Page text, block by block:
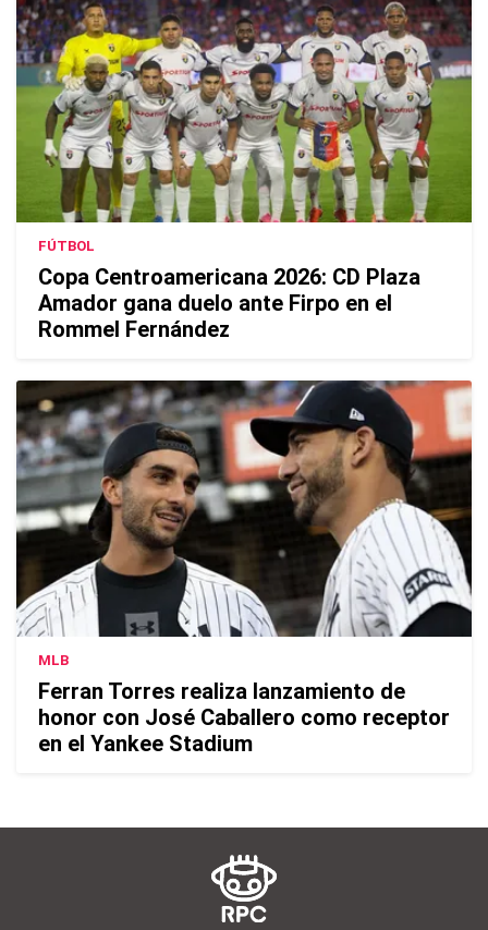
FÚTBOL
Copa Centroamericana 2026: CD Plaza
Amador gana duelo ante Firpo en el
Rommel Fernández
MLB
Ferran Torres realiza lanzamiento de
honor con José Caballero como receptor
en el Yankee Stadium